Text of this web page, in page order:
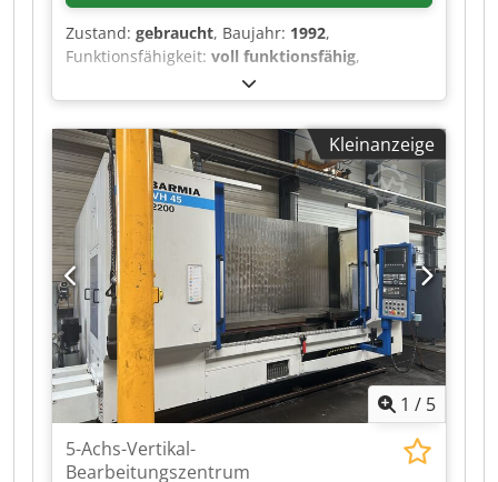
Zustand: gebraucht, Baujahr: 1992,
Funktionsfähigkeit: voll funktionsfähig,
710 mm
Achse:610 mm, Verfahrweg Z-Achse:600 mm,
Steuerungshersteller:Fanuc, Steuerungsmodell:
15M, Ausstattung:Späneförderer,
Doppelpalette, 500 x 500, BT50, 40ATC, 710X,
610Y, Z600, 8000 U/min. Dkjdpfjzr H Suox Aaher
Kleinanzeige
1 / 5
5-Achs-Vertikal-
Bearbeitungszentrum